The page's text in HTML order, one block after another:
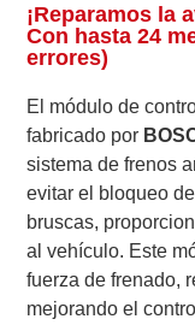
¡Reparamos la
Con hasta 24
errores)
El módulo de
fabricado por
sistema de frenos
evitar el bloqueo
bruscas,
al vehículo. Este
fuerza de frenado,
mejorando el